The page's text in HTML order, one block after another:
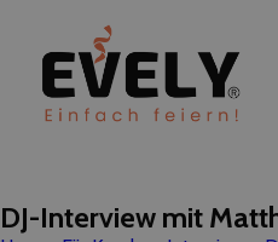
DJ-Interview mit